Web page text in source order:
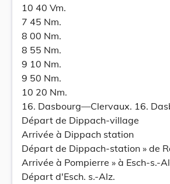
10 40 Vm.
7 45 Nm.
8 00 Nm.
8 55 Nm.
9 10 Nm.
9 50 Nm.
10 20 Nm.
16. Dasbourg—Clervaux. 16.
Départ de Dippach-village
Arrivée à Dippach station
Départ de Dippach-station » de
Arrivée à Pompierre » à Esch-s.-
Départ d'Esch. s.-Alz.